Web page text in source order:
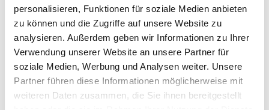
personalisieren, Funktionen für soziale Medien anbieten
zu können und die Zugriffe auf unsere Website zu
analysieren. Außerdem geben wir Informationen zu Ihrer
Verwendung unserer Website an unsere Partner für
soziale Medien, Werbung und Analysen weiter. Unsere
Partner führen diese Informationen möglicherweise mit
weiteren Daten zusammen, die Sie ihnen bereitgestellt
Rechnungsvorlage vs.
Rechnungssoftware
Eine Vorlage ist ein guter Start – besonders für kleine
Betriebe, die wenige Rechnungen pro Monat
schreiben. Ab einer gewissen Größe stößt du aber an